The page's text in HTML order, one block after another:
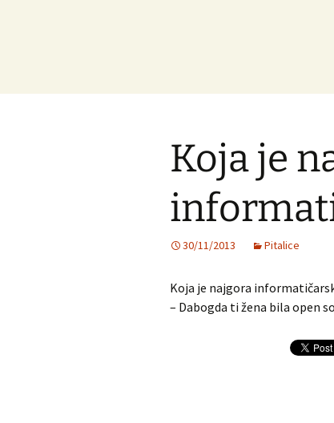
Koja je
30/11/2013 Pitalice
Koja je najgora
– Dabogda ti žena bila open